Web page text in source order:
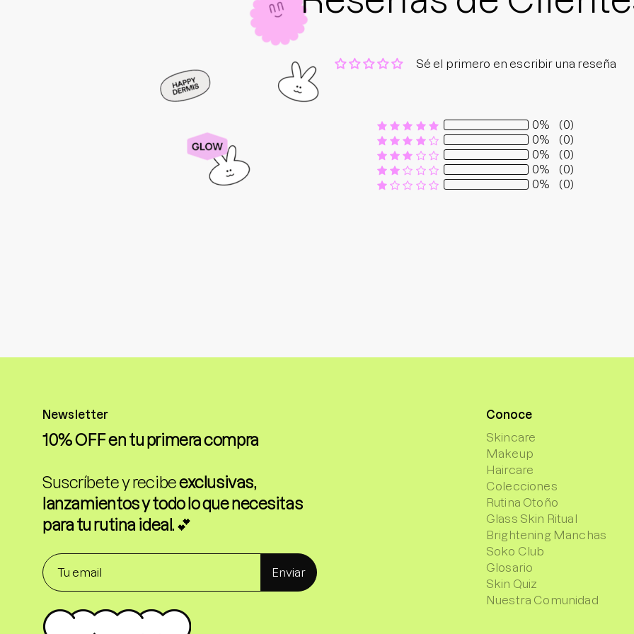
Sé el primero en escribir una reseña
0%
(0)
0%
(0)
0%
(0)
0%
(0)
0%
(0)
Newsletter
10% OFF en tu primera compra
Suscríbete y recibeexclusivas,
lanzamientos y todo lo que necesitas
para tu rutina ideal.💕
Enviar
Conoce
Skincare
Makeup
Haircare
Colecciones
Rutina Otoño
Glass Skin Ritual
Brightening Manchas
Soko Club
Glosario
Skin Quiz
Nuestra Comunidad